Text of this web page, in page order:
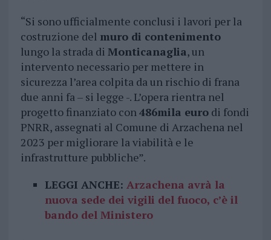
“Si sono ufficialmente conclusi i lavori per la
costruzione del muro di contenimento
lungo la strada di Monticanaglia, un
intervento necessario per mettere in
sicurezza l’area colpita da un rischio di frana
due anni fa – si legge -. L’opera rientra nel
progetto finanziato con486mila eurodi fondi
PNRR, assegnati al Comune di Arzachena nel
2023 per migliorare la viabilità e le
infrastrutture pubbliche”.
LEGGI ANCHE: Arzachena avrà la
nuova sede dei vigili del fuoco, c’è il
bando del Ministero